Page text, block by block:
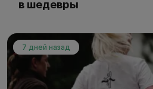
в шедевры
7 дней назад